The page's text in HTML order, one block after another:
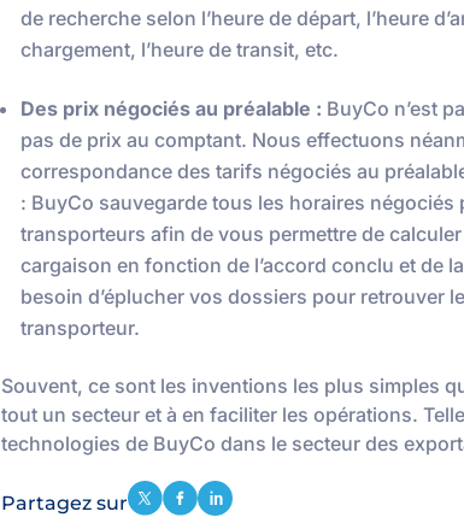
de recherche selon l’heure de départ, l’heure
chargement, l’heure de transit, etc.
Des prix négociés au préalable : BuyCo n’est
pas de prix au comptant. Nous effectuons
correspondance des tarifs négociés au
: BuyCo sauvegarde tous les horaires négociés
transporteurs afin de vous permettre de
cargaison en fonction de l’accord conclu et de
besoin d’éplucher vos dossiers pour retrouver
transporteur.
Souvent, ce sont les inventions les plus simples
tout un secteur et à en faciliter les opérations.
technologies de BuyCo dans le secteur des
Partagez sur